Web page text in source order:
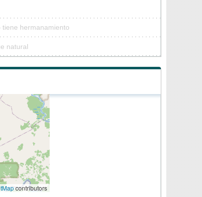
hermanamiento
natural
contributors